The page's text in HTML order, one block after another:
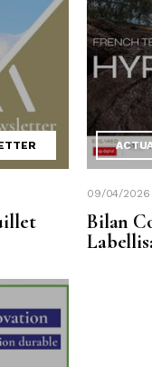
09/04/2026
Bilan